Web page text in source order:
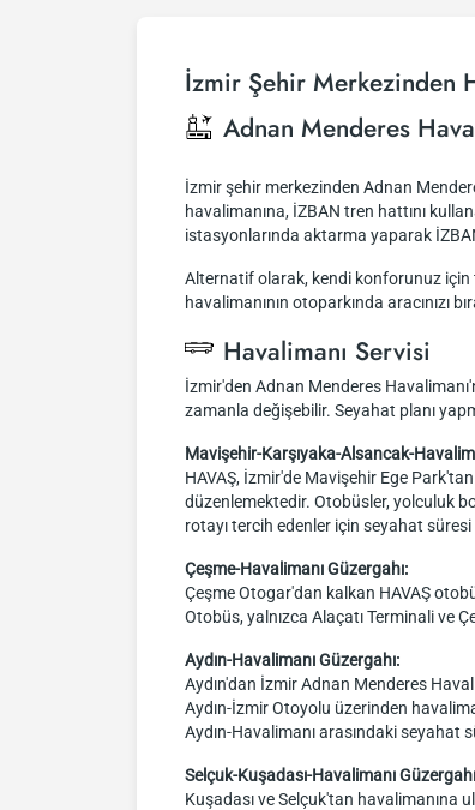
İzmir Şehir Merkezinden
Adnan Menderes
İzmir şehir merkezinden Adnan
havalimanına, İZBAN tren hattını
istasyonlarında aktarma yaparak
Alternatif olarak, kendi konforunuz için
havalimanının otoparkında aracınızı
Havalimanı Servisi
İzmir'den Adnan Menderes
zamanla değişebilir. Seyahat planı
Mavişehir-Karşıyaka-Alsancak-
HAVAŞ, İzmir'de Mavişehir Ege
düzenlemektedir. Otobüsler, yolculuk
rotayı tercih edenler için seyahat
Çeşme-Havalimanı Güzergahı:
Çeşme Otogar'dan kalkan HAVAŞ
Otobüs, yalnızca Alaçatı Terminali ve
Aydın-Havalimanı Güzergahı:
Aydın'dan İzmir Adnan Menderes
Aydın-İzmir Otoyolu üzerinden
Aydın-Havalimanı arasındaki seyahat
Selçuk-Kuşadası-Havalimanı
Kuşadası ve Selçuk'tan havalimanına